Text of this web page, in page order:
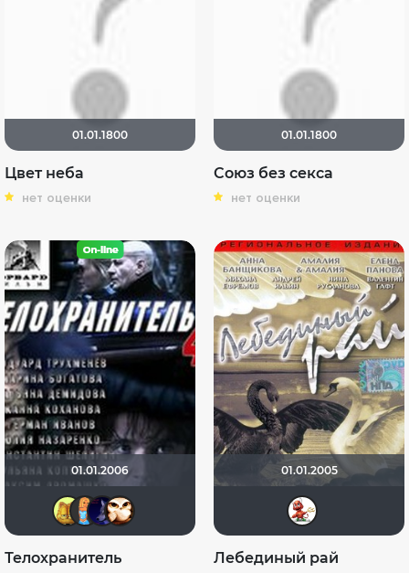
01.01.1800
Цвет неба
нет оценки
01.01.1800
Союз без секса
нет оценки
01.01.2006
Телохранитель
01.01.2005
Лебединый рай